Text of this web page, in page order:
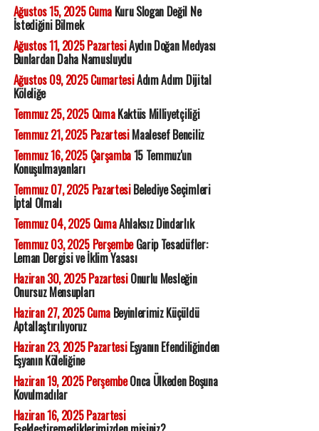
Ağustos 15, 2025 CumaKuru Slogan Değil Ne
İstediğini Bilmek
Ağustos 11, 2025 PazartesiAydın Doğan Medyası
Bunlardan Daha Namusluydu
Ağustos 09, 2025 CumartesiAdım Adım Dijital
Köleliğe
Temmuz 25, 2025 CumaKaktüs Milliyetçiliği
Temmuz 21, 2025 PazartesiMaalesef Benciliz
Temmuz 16, 2025 Çarşamba15 Temmuz'un
Konuşulmayanları
Temmuz 07, 2025 PazartesiBelediye Seçimleri
İptal Olmalı
Temmuz 04, 2025 CumaAhlaksız Dindarlık
Temmuz 03, 2025 PerşembeGarip Tesadüfler:
Leman Dergisi ve İklim Yasası
Haziran 30, 2025 PazartesiOnurlu Mesleğin
Onursuz Mensupları
Haziran 27, 2025 CumaBeyinlerimiz Küçüldü
Aptallaştırılıyoruz
Haziran 23, 2025 PazartesiEşyanın Efendiliğinden
Eşyanın Köleliğine
Haziran 19, 2025 PerşembeOnca Ülkeden Boşuna
Kovulmadılar
Haziran 16, 2025 Pazartesi